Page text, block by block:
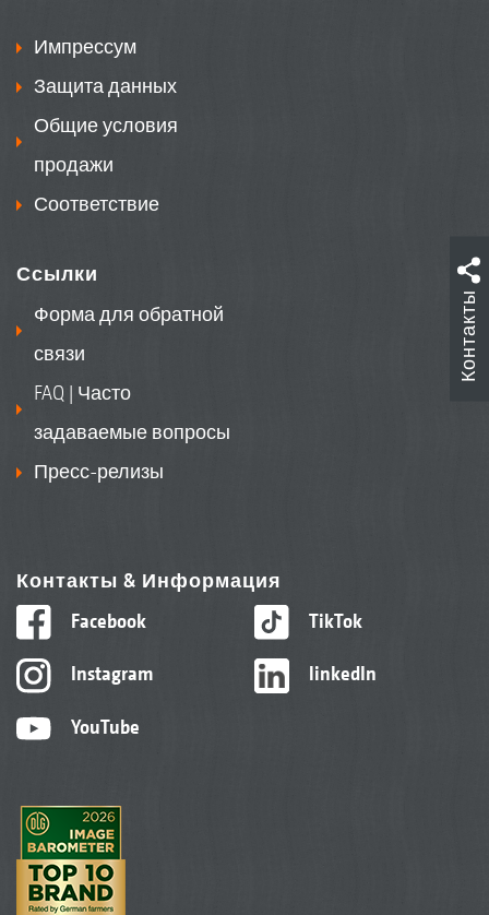
Импрессум
Защита данных
Общие условия
продажи
Соответствие
Ссылки
Форма для обратной
связи
FAQ | Часто
задаваемые вопросы
Пресс-релизы
Контакты & Информация
Facebook
Instagram
YouTube
TikTok
linkedIn
Контакты